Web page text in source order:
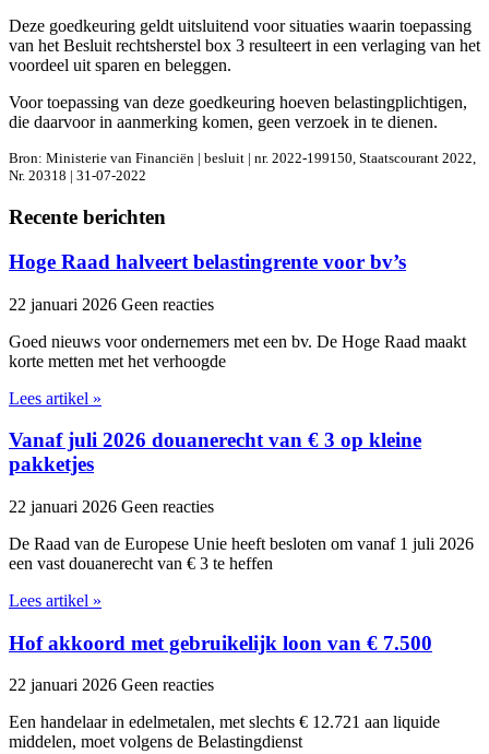
Deze goedkeuring geldt uitsluitend voor situaties waarin toepassing
van het Besluit rechtsherstel box 3 resulteert in een verlaging van het
voordeel uit sparen en beleggen.
Voor toepassing van deze goedkeuring hoeven belastingplichtigen,
die daarvoor in aanmerking komen, geen verzoek in te dienen.
Bron: Ministerie van Financiën | besluit | nr. 2022-199150, Staatscourant 2022,
Nr. 20318 | 31-07-2022
Recente berichten
Hoge Raad halveert belastingrente voor bv’s
22 januari 2026 Geen reacties
Goed nieuws voor ondernemers met een bv. De Hoge Raad maakt
korte metten met het verhoogde
Lees artikel »
Vanaf juli 2026 douanerecht van € 3 op kleine
pakketjes
22 januari 2026 Geen reacties
De Raad van de Europese Unie heeft besloten om vanaf 1 juli 2026
een vast douanerecht van € 3 te heffen
Lees artikel »
Hof akkoord met gebruikelijk loon van € 7.500
22 januari 2026 Geen reacties
Een handelaar in edelmetalen, met slechts € 12.721 aan liquide
middelen, moet volgens de Belastingdienst